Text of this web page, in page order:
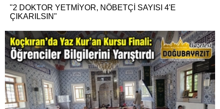
"2 DOKTOR YETMİYOR, NÖBETÇİ SAYISI 4'E
ÇIKARILSIN"